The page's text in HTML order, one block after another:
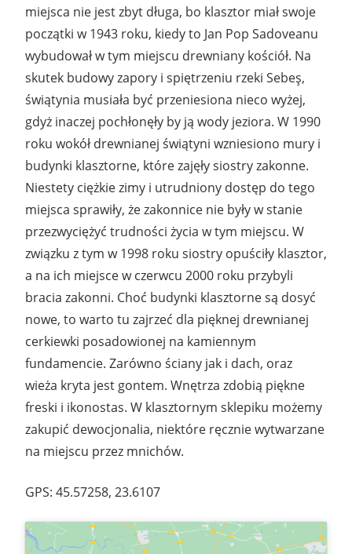
miejsca nie jest zbyt długa, bo klasztor miał swoje
początki w 1943 roku, kiedy to Jan Pop Sadoveanu
wybudował w tym miejscu drewniany kościół. Na
skutek budowy zapory i spiętrzeniu rzeki Sebeş,
świątynia musiała być przeniesiona nieco wyżej,
gdyż inaczej pochłonęły by ją wody jeziora. W 1990
roku wokół drewnianej świątyni wzniesiono mury i
budynki klasztorne, które zajęły siostry zakonne.
Niestety ciężkie zimy i utrudniony dostęp do tego
miejsca sprawiły, że zakonnice nie były w stanie
przezwyciężyć trudności życia w tym miejscu. W
związku z tym w 1998 roku siostry opuściły klasztor,
a na ich miejsce w czerwcu 2000 roku przybyli
bracia zakonni. Choć budynki klasztorne są dosyć
nowe, to warto tu zajrzeć dla pięknej drewnianej
cerkiewki posadowionej na kamiennym
fundamencie. Zarówno ściany jak i dach, oraz
wieża kryta jest gontem. Wnętrza zdobią piękne
freski i ikonostas. W klasztornym sklepiku możemy
zakupić dewocjonalia, niektóre ręcznie wytwarzane
na miejscu przez mnichów.
GPS: 45.57258, 23.6107